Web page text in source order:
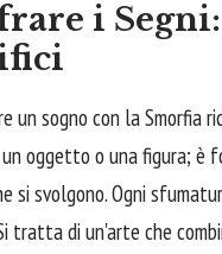
i
un sogno con la Smorfia
oggetto o una figura; è
si svolgono. Ogni
tratta di un'arte che